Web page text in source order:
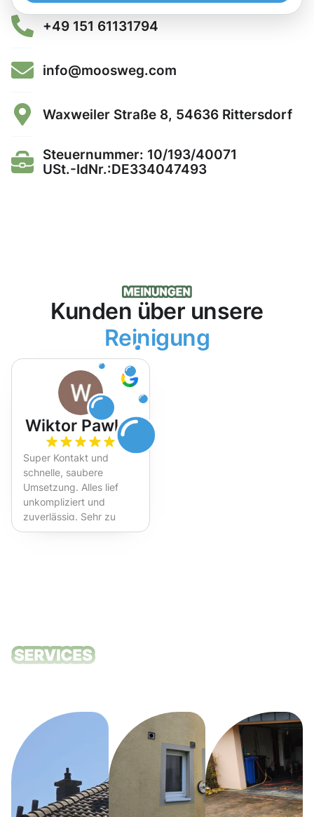
+49 151 61131794
info@moosweg.com
Waxweiler Straße 8, 54636 Rittersdorf
Steuernummer: 10/193/40071
USt.-IdNr.:DE334047493
Kunden über unsere
Reinigung
Wiktor Pawlak
Super Kontakt und
schnelle, saubere
Umsetzung. Alles lief
unkompliziert und
zuverlässig. Sehr zu
empfehlen!